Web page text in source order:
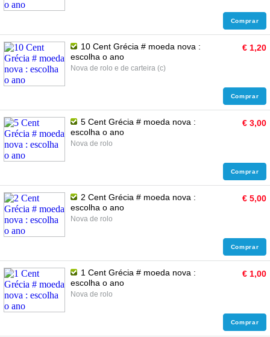
Comprar
10 Cent Grécia # moeda nova :
escolha o ano
Nova de rolo e de carteira (c)
€ 1,20
Comprar
5 Cent Grécia # moeda nova :
escolha o ano
Nova de rolo
€ 3,00
Comprar
2 Cent Grécia # moeda nova :
escolha o ano
Nova de rolo
€ 5,00
Comprar
1 Cent Grécia # moeda nova :
escolha o ano
Nova de rolo
€ 1,00
Comprar